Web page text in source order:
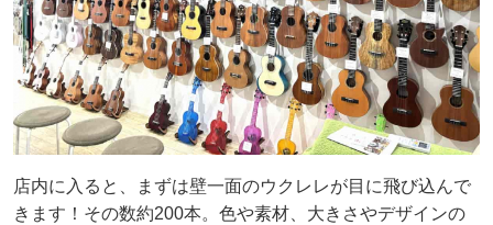
店内に入ると、まずは壁一面のウクレレが目に飛び込んで
きます！その数約200本。色や素材、大きさやデザインの